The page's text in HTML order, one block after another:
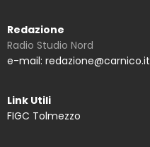
Redazione
Radio Studio Nord
e-mail: redazione@carnico.it
Link Utili
FIGC Tolmezzo